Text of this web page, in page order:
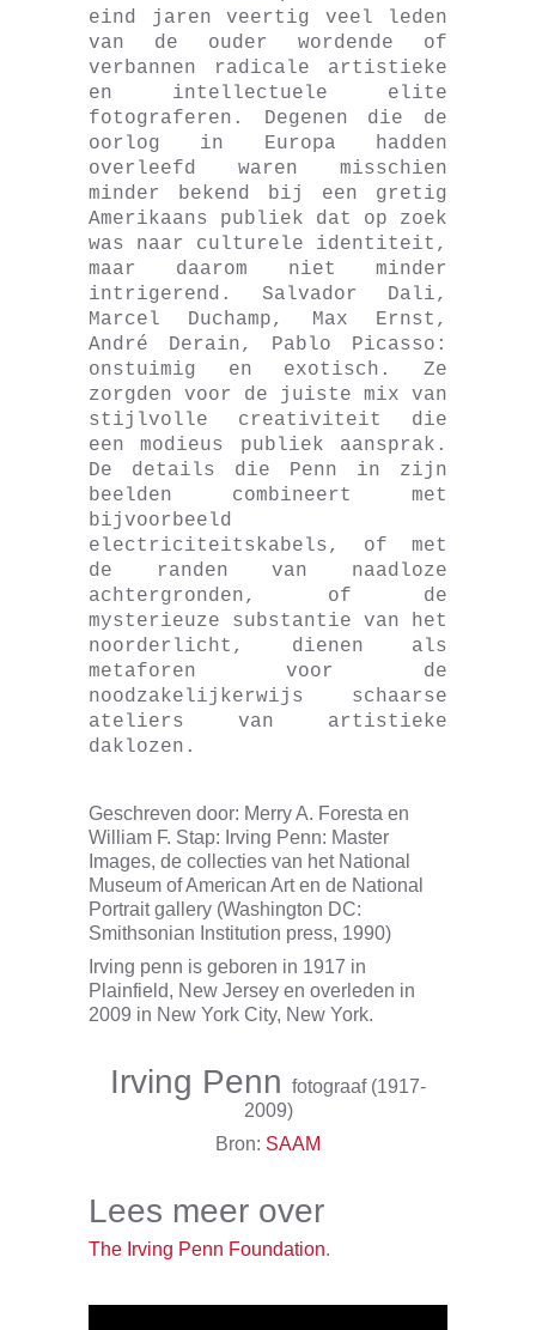
eind jaren veertig veel leden
van de ouder wordende of
verbannen radicale artistieke
en intellectuele elite
fotograferen. Degenen die de
oorlog in Europa hadden
overleefd waren misschien
minder bekend bij een gretig
Amerikaans publiek dat op zoek
was naar culturele identiteit,
maar daarom niet minder
intrigerend. Salvador Dali,
Marcel Duchamp, Max Ernst,
André Derain, Pablo Picasso:
onstuimig en exotisch. Ze
zorgden voor de juiste mix van
stijlvolle creativiteit die
een modieus publiek aansprak.
De details die Penn in zijn
beelden combineert met
bijvoorbeeld
electriciteitskabels, of met
de randen van naadloze
achtergronden, of de
mysterieuze substantie van het
noorderlicht, dienen als
metaforen voor de
noodzakelijkerwijs schaarse
ateliers van artistieke
daklozen.
Geschreven door: Merry A. Foresta en
William F. Stap: Irving Penn: Master
Images, de collecties van het National
Museum of American Art en de National
Portrait gallery (Washington DC:
Smithsonian Institution press, 1990)
Irving penn is geboren in 1917 in
Plainfield, New Jersey en overleden in
2009 in New York City, New York.
Irving Penn fotograaf (1917-
2009)
Bron: SAAM
Lees meer over
The Irving Penn Foundation.